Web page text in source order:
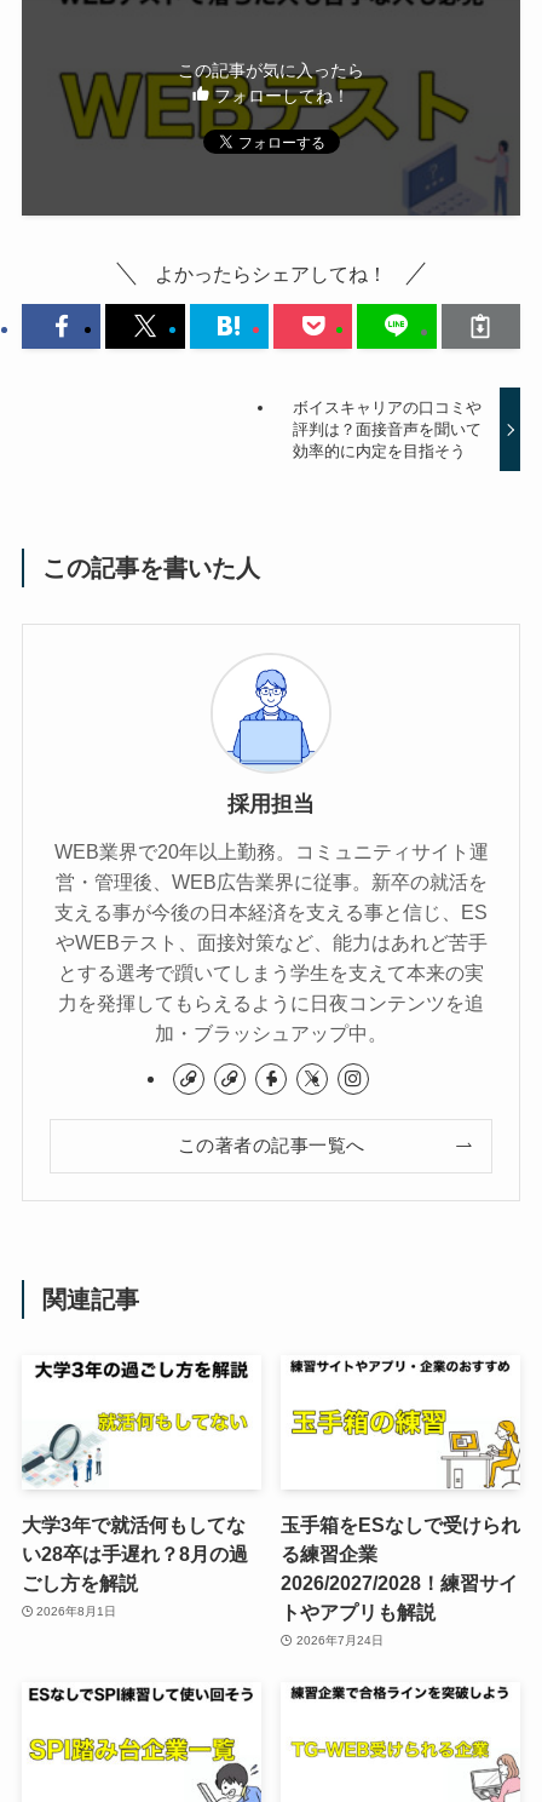
この記事が気に入ったら
フォローしてね！
よかったらシェアしてね！
ボイスキャリアの口コミや
評判は？面接音声を聞いて
効率的に内定を目指そう
この記事を書いた人
採用担当
WEB業界で20年以上勤務。コミュニティサイト運
営・管理後、WEB広告業界に従事。新卒の就活を
支える事が今後の日本経済を支える事と信じ、ES
やWEBテスト、面接対策など、能力はあれど苦手
とする選考で躓いてしまう学生を支えて本来の実
力を発揮してもらえるように日夜コンテンツを追
加・ブラッシュアップ中。
この著者の記事一覧へ
関連記事
大学3年で就活何もしてな
い28卒は手遅れ？8月の過
ごし方を解説
2026年8月1日
玉手箱をESなしで受けられ
る練習企業
2026/2027/2028！練習サイ
トやアプリも解説
2026年7月24日